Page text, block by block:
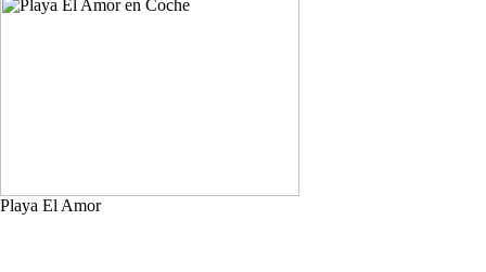
Playa El Amor